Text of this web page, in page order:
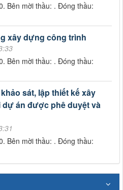
Bên mời thầu: . Đóng thầu:
xây dựng công trình
Bên mời thầu: . Đóng thầu:
sát, lập thiết kế xây
án được phê duyệt và
Bên mời thầu: . Đóng thầu: